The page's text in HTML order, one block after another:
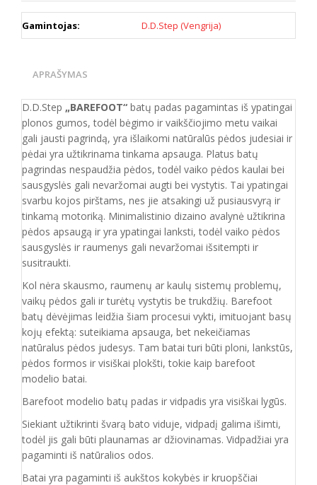
Gamintojas: D.D.Step (Vengrija)
APRAŠYMAS
D.D.Step „BAREFOOT“ batų padas pagamintas iš ypatingai
plonos gumos, todėl bėgimo ir vaikščiojimo metu vaikai
gali jausti pagrindą, yra išlaikomi natūralūs pėdos judesiai ir
pėdai yra užtikrinama tinkama apsauga. Platus batų
pagrindas nespaudžia pėdos, todėl vaiko pėdos kaulai bei
sausgyslės gali nevaržomai augti bei vystytis. Tai ypatingai
svarbu kojos pirštams, nes jie atsakingi už pusiausvyrą ir
tinkamą motoriką. Minimalistinio dizaino avalynė užtikrina
pėdos apsaugą ir yra ypatingai lanksti, todėl vaiko pėdos
sausgyslės ir raumenys gali nevaržomai išsitempti ir
susitraukti.
Kol nėra skausmo, raumenų ar kaulų sistemų problemų,
vaikų pėdos gali ir turėtų vystytis be trukdžių. Barefoot
batų dėvėjimas leidžia šiam procesui vykti, imituojant basų
kojų efektą: suteikiama apsauga, bet nekeičiamas
natūralus pėdos judesys. Tam batai turi būti ploni, lankstūs,
pėdos formos ir visiškai plokšti, tokie kaip barefoot
modelio batai.
Barefoot modelio batų padas ir vidpadis yra visiškai lygūs.
Siekiant užtikrinti švarą bato viduje, vidpadį galima išimti,
todėl jis gali būti plaunamas ar džiovinamas. Vidpadžiai yra
pagaminti iš natūralios odos.
Batai yra pagaminti iš aukštos kokybės ir kruopščiai